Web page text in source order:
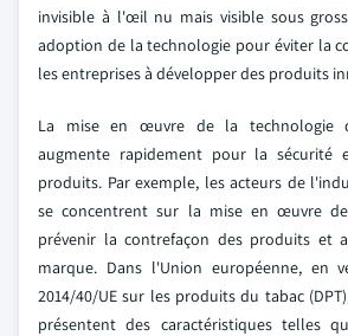
invisible à l'œil nu mais visible sous
adoption de la technologie pour éviter la
les entreprises à développer des produits
La mise en œuvre de la technologie
augmente rapidement pour la sécurité
produits. Par exemple, les acteurs de
se concentrent sur la mise en œuvre
prévenir la contrefaçon des produits et
marque. Dans l'Union européenne, en
2014/40/UE sur les produits du tabac
présentent des caractéristiques telles